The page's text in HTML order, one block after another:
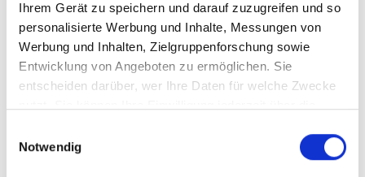
Ihrem Gerät zu speichern und darauf zuzugreifen und so
personalisierte Werbung und Inhalte, Messungen von
Werbung und Inhalten, Zielgruppenforschung sowie
Entwicklung von Angeboten zu ermöglichen. Sie
entscheiden darüber, wer Ihre Daten für welche Zwecke
Trigger Symbol ändern oder widerrufen
Notwendig